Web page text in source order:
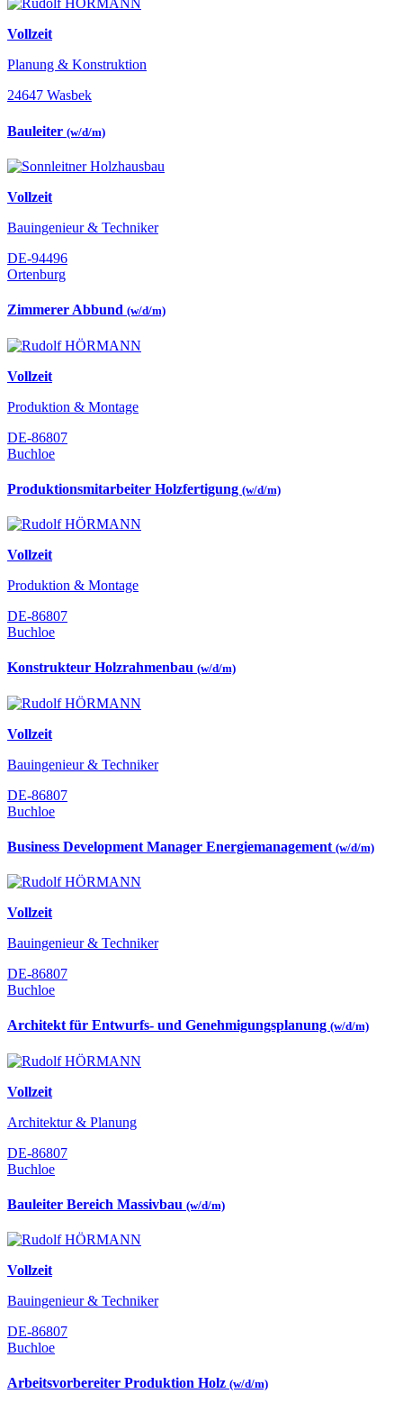
Vollzeit
Planung & Konstruktion
24647 Wasbek
Bauleiter (w/d/m)
Vollzeit
Bauingenieur & Techniker
DE-94496
Ortenburg
Zimmerer Abbund (w/d/m)
Vollzeit
Produktion & Montage
DE-86807
Buchloe
Produktionsmitarbeiter Holzfertigung (w/d/m)
Vollzeit
Produktion & Montage
DE-86807
Buchloe
Konstrukteur Holzrahmenbau (w/d/m)
Vollzeit
Bauingenieur & Techniker
DE-86807
Buchloe
Business Development Manager Energiemanagement (w/d/m)
Vollzeit
Bauingenieur & Techniker
DE-86807
Buchloe
Architekt für Entwurfs- und Genehmigungsplanung (w/d/m)
Vollzeit
Architektur & Planung
DE-86807
Buchloe
Bauleiter Bereich Massivbau (w/d/m)
Vollzeit
Bauingenieur & Techniker
DE-86807
Buchloe
Arbeitsvorbereiter Produktion Holz (w/d/m)